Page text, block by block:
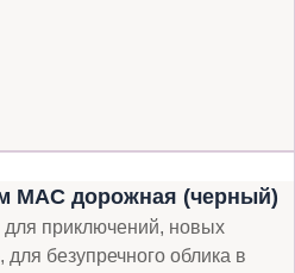
MAC дорожная (черный)
приключений, новых
безупречного облика в